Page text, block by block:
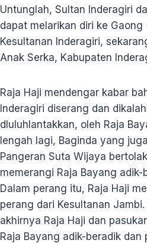
Untunglah, Sultan Inderagiri
dapat melarikan diri ke Gaong
Kesultanan Inderagiri,
Anak Serka, Kabupaten
Raja Haji mendengar kabar
Inderagiri diserang dan
dluluhlantakkan, oleh Raja
lengah lagi, Baginda yang
Pangeran Suta Wijaya
memerangi Raja Bayang
Dalam perang itu, Raja Haji
perang dari Kesultanan
akhirnya Raja Haji dan
Raja Bayang adik-beradik dan